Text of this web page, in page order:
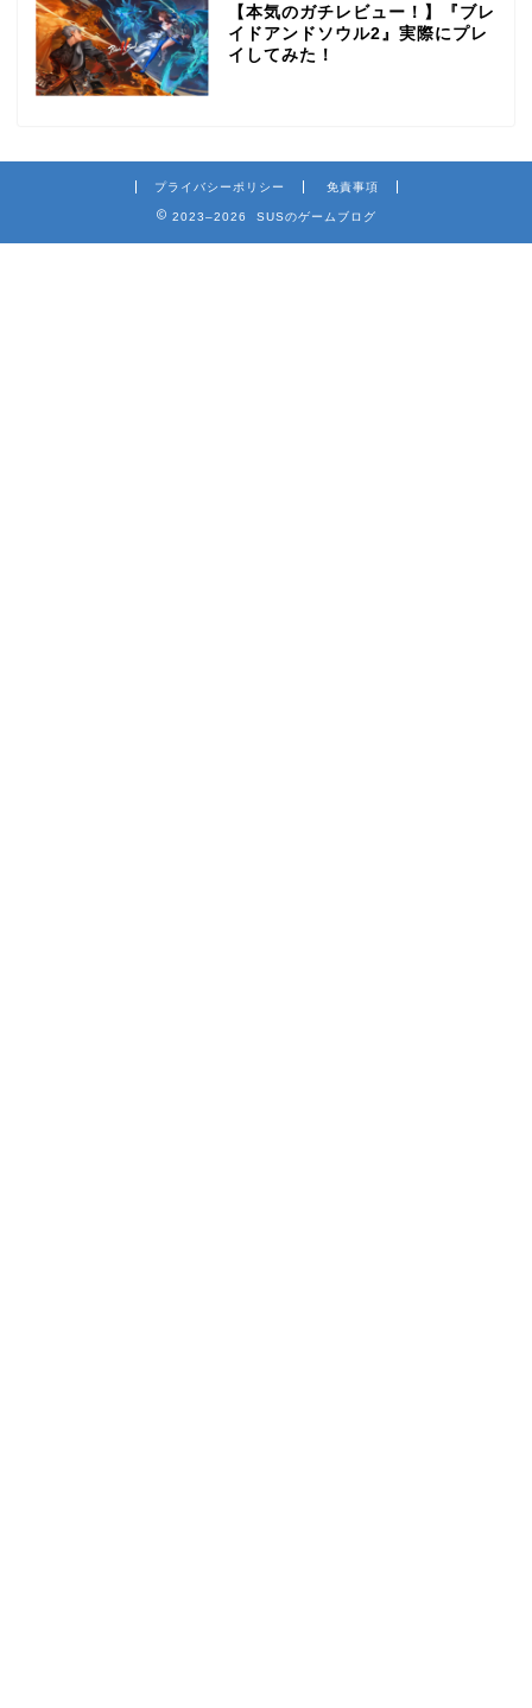
【本気のガチレビュー！】『ブレ
イドアンドソウル2』実際にプレ
イしてみた！
プライバシーポリシー 免責事項
2023–2026 SUSのゲームブログ